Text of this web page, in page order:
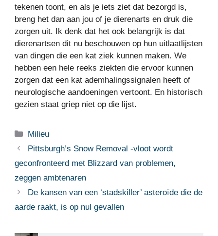
tekenen toont, en als je iets ziet dat bezorgd is,
breng het dan aan jou of je dierenarts en druk die
zorgen uit. Ik denk dat het ook belangrijk is dat
dierenartsen dit nu beschouwen op hun uitlaatlijsten
van dingen die een kat ziek kunnen maken. We
hebben een hele reeks ziekten die ervoor kunnen
zorgen dat een kat ademhalingssignalen heeft of
neurologische aandoeningen vertoont. En historisch
gezien staat griep niet op die lijst.
Categorieën
Milieu
Pittsburgh’s Snow Removal -vloot wordt
geconfronteerd met Blizzard van problemen,
zeggen ambtenaren
De kansen van een ‘stadskiller’ asteroïde die de
aarde raakt, is op nul gevallen